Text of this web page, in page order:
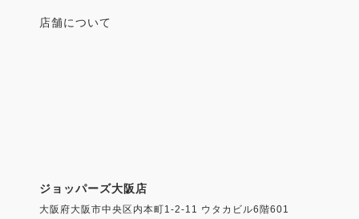
店舗について
ジョッパーズ大阪店
大阪府大阪市中央区内本町1-2-11 ウタカビル6階601